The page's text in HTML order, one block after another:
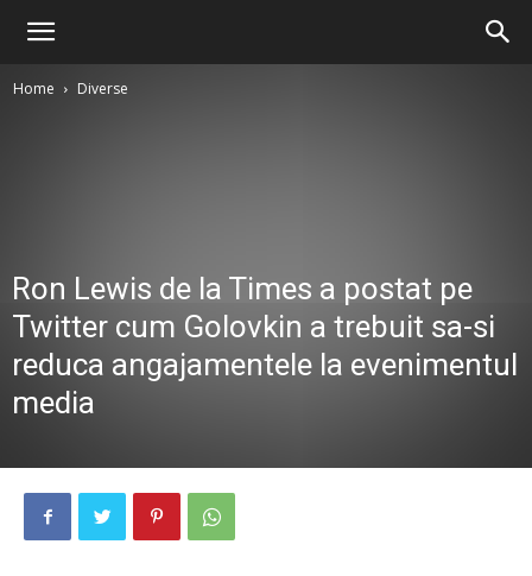
Home Diverse
Ron Lewis de la Times a postat pe
Twitter cum Golovkin a trebuit sa-si
reduca angajamentele la evenimentul
media